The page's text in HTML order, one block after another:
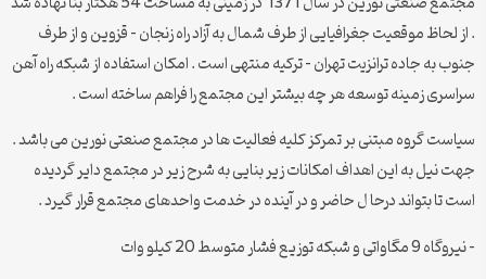
. از لحاظ موقعیت جغرافیایی از طرف شمال به آزاد راه زنجان – قزوین و از طرف
جنوب به جاده ترانزیت تهران – ترکیه منتهی است . امکان استفاده از شبکه راه آهن
سراسری زمینه توسعه هر چه بیشتر این مجتمع را فراهم ساخته است .
سیاست گروه مبتنی بر تمرکز کلیه فعالیت ها در مجتمع صنعتی نورین می باشد .
جهت نیل به این اهداف امکانات زیر بنایی به شرح زیر در مجتمع دایر گردیده
است تا بتواند درحا ل حاضر و در آینده در خدمت واحدهای مجتمع قرار گیرد .
– نیروگاه 9 مگاواتی و شبکه توزیع فشار متوسط 20 کیلو وات